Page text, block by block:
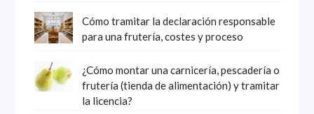
Cómo tramitar la declaración responsable
para una frutería, costes y proceso
¿Cómo montar una carnicería, pescadería o
frutería (tienda de alimentación) y tramitar
la licencia?